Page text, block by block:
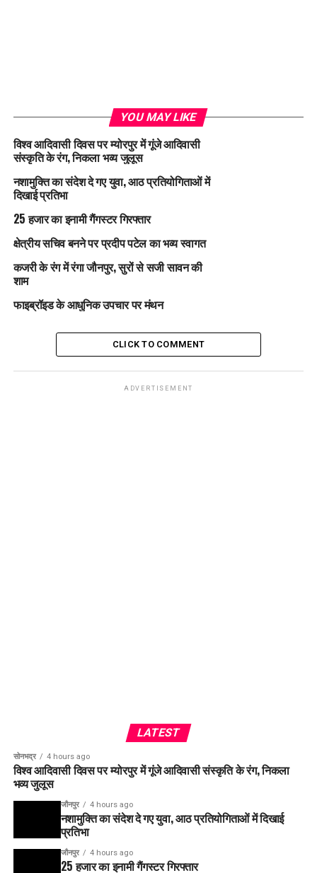
YOU MAY LIKE
विश्व आदिवासी दिवस पर म्योरपुर में गूंजे आदिवासी
संस्कृति के रंग, निकला भव्य जुलूस
नशामुक्ति का संदेश दे गए युवा, आठ प्रतियोगिताओं में
दिखाई प्रतिभा
25 हजार का इनामी गैंगस्टर गिरफ्तार
क्षेत्रीय सचिव बनने पर प्रदीप पटेल का भव्य स्वागत
कजरी के रंग में रंगा जौनपुर, सुरों से सजी सावन की
शाम
फाइब्रॉइड के आधुनिक उपचार पर मंथन
CLICK TO COMMENT
ADVERTISEMENT
LATEST
सोनभद्र 4 hours ago
विश्व आदिवासी दिवस पर म्योरपुर में गूंजे आदिवासी संस्कृति के रंग, निकला
भव्य जुलूस
जौनपुर 4 hours ago
नशामुक्ति का संदेश दे गए युवा, आठ प्रतियोगिताओं में दिखाई
प्रतिभा
जौनपुर 4 hours ago
25 हजार का इनामी गैंगस्टर गिरफ्तार